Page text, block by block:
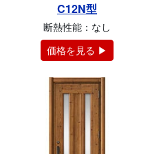
C12N型
断熱性能：なし
価格を見る ▶